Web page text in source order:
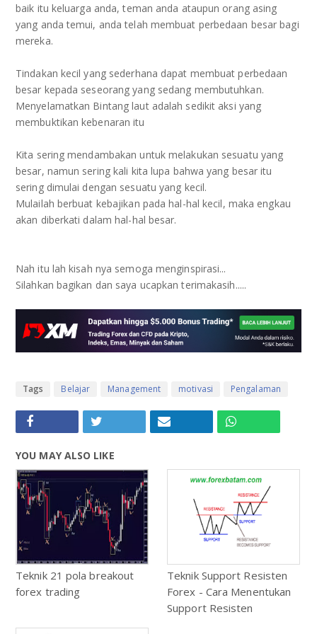
baik itu keluarga anda, teman anda ataupun orang asing
yang anda temui, anda telah membuat perbedaan besar bagi
mereka.
Tindakan kecil yang sederhana dapat membuat perbedaan
besar kepada seseorang yang sedang membutuhkan.
Menyelamatkan Bintang laut adalah sedikit aksi yang
membuktikan kebenaran itu
Kita sering mendambakan untuk melakukan sesuatu yang
besar, namun sering kali kita lupa bahwa yang besar itu
sering dimulai dengan sesuatu yang kecil.
Mulailah berbuat kebajikan pada hal-hal kecil, maka engkau
akan diberkati dalam hal-hal besar.
Nah itu lah kisah nya semoga menginspirasi...
Silahkan bagikan dan saya ucapkan terimakasih.....
Tags Belajar Management motivasi Pengalaman
YOU MAY ALSO LIKE
Teknik 21 pola breakout
forex trading
Teknik Support Resisten
Forex - Cara Menentukan
Support Resisten